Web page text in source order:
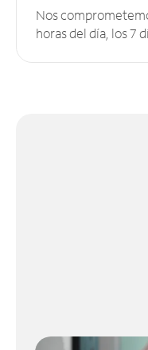
Nos
horas del día, los 7